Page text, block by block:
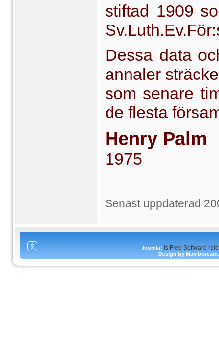
stiftad 1909
Dessa data
annaler
som senare
de flesta
Henry Palm
1975
Senast uppdaterad
Joomla! is Free Software
Design by